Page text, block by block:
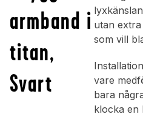
armband i
titan,
Svart
utan
som vill
vare
bara
klocka en